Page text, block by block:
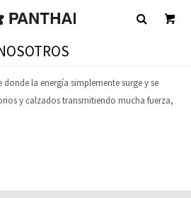
donde la energía simplemente surge y se
y calzados transmitiendo mucha fuerza,